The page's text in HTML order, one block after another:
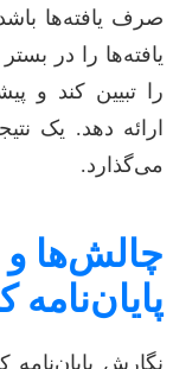
صرف یافته‌ها
یافته‌ها را در
را تبیین کند و
ارائه دهد. یک
می‌گذارد.
چالش‌ها و
پایان‌نامه
نگارش